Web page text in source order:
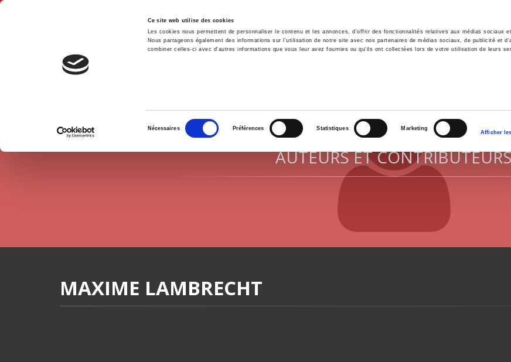
Ce site web utilise des cookies
Les cookies nous permettent de personnaliser le contenu et les annonces, d'offrir des fonctionnalités relatives aux médias sociaux
Nous partageons également des informations sur l'utilisation de notre site avec nos partenaires de médias sociaux, de publicité et
combiner celles-ci avec d'autres informations que vous leur avez fournies ou qu'ils ont collectées lors de votre utilisation de leurs
consentement
Nécessaires Préférences Statistiques Marketing
Afficher
Accueil Environnement Histoire International
AUTEURS ET
MAXIME LAMBRECHT